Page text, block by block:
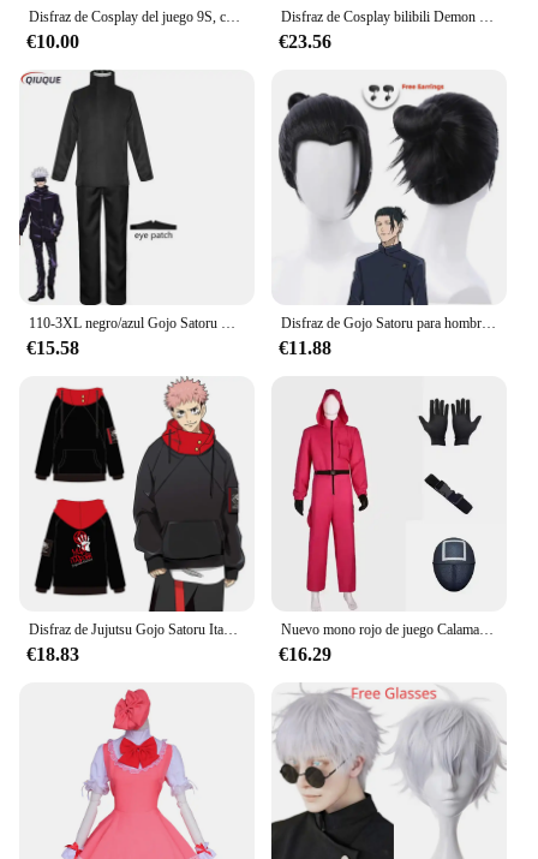
Disfraz de Cosplay del juego 9S, chaqueta de uniforme YoRHa N ° 9 tipo S, pantalones, guantes de máscara ocular, peluca para Halloween Con cómic
€10.00
Disfraz de Cosplay bilibili Demon Slayer Kochou Kanae, Anime para adultos Kimetsu No Yaiba Shinobu Kochou, ropa de Halloween
€23.56
110-3XL negro/azul Gojo Satoru Cosplay disfraz parche en el ojo pelucas gafas Anime fiesta de Halloween hombres niños uniformes
€15.58
Disfraz de Gojo Satoru para hombre, uniforme de Cosplay, Jujutsu Kaisen, gafas de sol, Geto Suguru
€11.88
€18.83
Nuevo mono rojo de juego Calamari, chándal de fiesta para Cosplay, accesorios, juego de rol, disfraz clásico de cinturón de TV coreano, conjunto de máscara completa
€16.29